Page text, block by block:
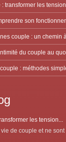
couple : un chemin
du couple au
les tension...
de couple et ne